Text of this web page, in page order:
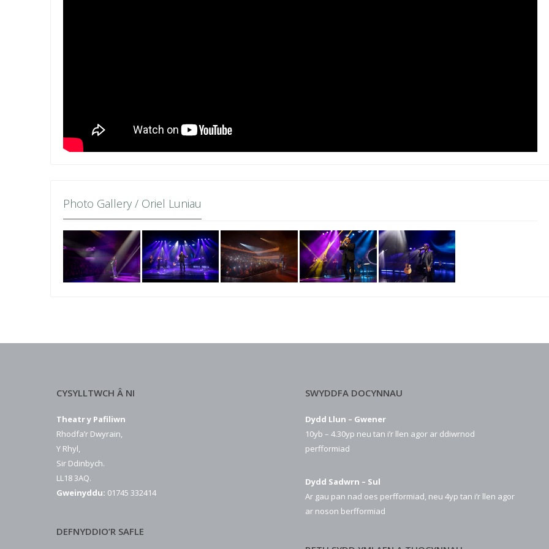
Photo Gallery / Oriel Luniau
CYSYLLTWCH Â NI
Theatr y Pafiliwn
Rhodfa’r Dwyrain,
Y Rhyl,
Sir Ddinbych.
LL18 3AQ.
Gweinyddu: 01745 332414
DEFNYDDIO’R SAFLE
SWYDDFA DOCYNNAU
Dydd Llun – Gwener
10yb – 4.30yp neu tan i’r llen agor ar ddiwrnod
perfformiad
Dydd Sadwrn – Sul
Ar gau pan nad oes perfformiad, neu 4yp tan i’r llen agor
ar noson berfformiad